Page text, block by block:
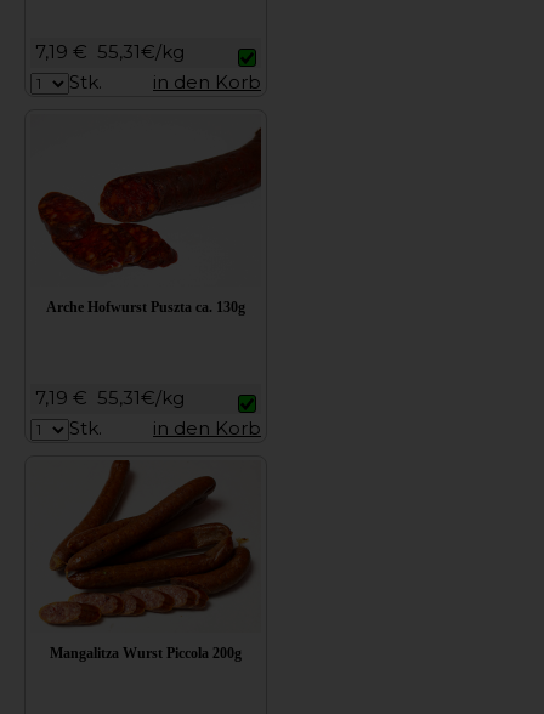
7,19 € 55,31€/kg
Stk.
in den Korb
Arche Hofwurst Puszta ca. 130g
7,19 € 55,31€/kg
Stk.
in den Korb
Mangalitza Wurst Piccola 200g